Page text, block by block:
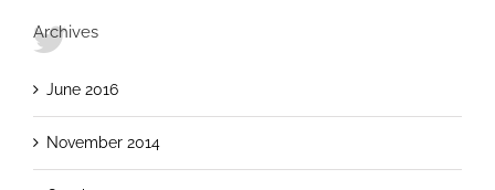
Archives
June 2016
November 2014